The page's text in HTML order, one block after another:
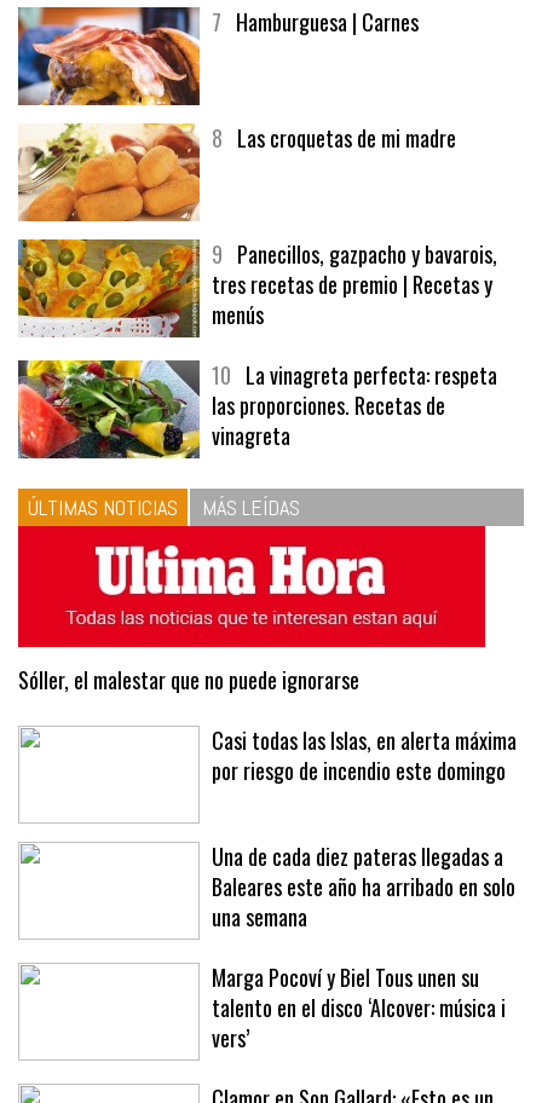
9Panecillos, gazpacho y bavarois,
tres recetas de premio | Recetas y
menús
10La vinagreta perfecta: respeta
las proporciones. Recetas de
vinagreta
ÚLTIMAS NOTICIAS MÁS LEÍDAS
Sóller, el malestar que no puede ignorarse
Casi todas las Islas, en alerta máxima
Una de cada diez pateras llegadas a
Baleares este año ha arribado en solo
una semana
Marga Pocoví y Biel Tous unen su
talento en el disco ‘Alcover: música i
vers’